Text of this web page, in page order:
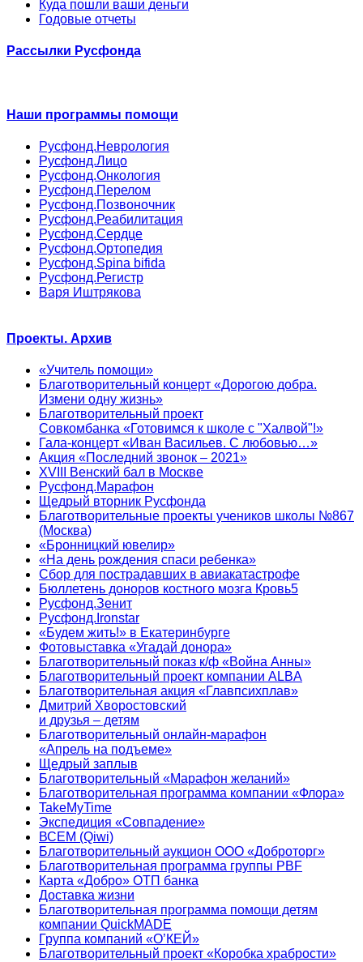
Куда пошли ваши деньги
Годовые отчеты
Рассылки Русфонда
Наши программы помощи
Русфонд.Неврология
Русфонд.Лицо
Русфонд.Онкология
Русфонд.Перелом
Русфонд.Позвоночник
Русфонд.Реабилитация
Русфонд.Сердце
Русфонд.Ортопедия
Русфонд.Spina bifida
Русфонд.Регистр
Варя Иштрякова
Проекты. Архив
«Учитель помощи»
Благотворительный концерт «Дорогою добра.
Измени одну жизнь»
Благотворительный проект
Совкомбанка «Готовимся к школе с "Халвой"!»
Гала-концерт «Иван Васильев. С любовью…»
Акция «Последний звонок – 2021»
XVIII Венский бал в Москве
Русфонд.Марафон
Щедрый вторник Русфонда
Благотворительные проекты учеников школы №867
(Москва)
«Бронницкий ювелир»
«На день рождения спаси ребенка»
Сбор для пострадавших в авиакатастрофе
Бюллетень доноров костного мозга Кровь5
Русфонд.Зенит
Русфонд.Ironstar
«Будем жить!» в Екатеринбурге
Фотовыставка «Угадай донора»
Благотворительный показ к/ф «Война Анны»
Благотворительный проект компании ALBA
Благотворительная акция «Главпсихплав»
Дмитрий Хворостовский
и друзья – детям
Благотворительный онлайн‑марафон
«Апрель на подъеме»
Щедрый заплыв
Благотворительный «Марафон желаний»
Благотворительная программа компании «Флора»
TakeMyTime
Экспедиция «Совпадение»
ВСЕМ (Qiwi)
Благотворительный аукцион ООО «Доброторг»
Благотворительная программа группы PBF
Карта «Добро» ОТП банка
Доставка жизни
Благотворительная программа помощи детям
компании QuickMADE
Группа компаний «О’КЕЙ»
Благотворительный проект «Коробка храбрости»